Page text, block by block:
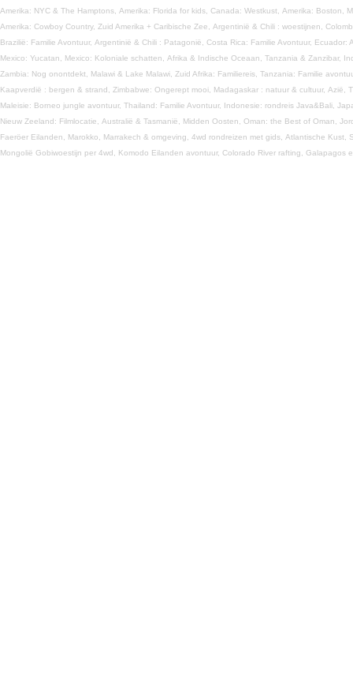
Amerika: NYC & The Hamptons, Amerika: Florida for kids, Canada: Westkust, Amerika: Boston,
Amerika: Cowboy Country, Zuid Amerika + Caribische Zee, Argentinië & Chili : woestijnen,
Brazilië: Familie Avontuur, Argentinië & Chili : Patagonië, Costa Rica: Familie Avontuur, Ecuador:
Mexico: Yucatan, Mexico: Koloniale schatten, Afrika & Indische Oceaan, Tanzania & Zanzibar,
Zambia: Nog onontdekt, Malawi & Lake Malawi, Zuid Afrika: Familiereis, Tanzania: Familie
Kaapverdië : bergen & strand, Zimbabwe: Ongerept mooi, Madagaskar : natuur & cultuur, Azië,
Maleisie: Borneo jungle avontuur, Thailand: Familie Avontuur, Indonesie: rondreis Java&Bali,
Nieuw Zeeland: Filmlocatie, Australië & Tasmanië, Midden Oosten, Oman: the Best of Oman,
Faeröer Eilanden, Marokko, Marrakech & omgeving, 4wd rondreizen met gids, Atlantische Kust,
Mongolië Gobiwoestijn per 4wd, Komodo Eilanden avontuur, Colorado River rafting, Galapagos